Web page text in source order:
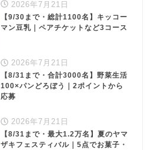
2026年7月21日
【9/30まで・総計1100名】キッコー
マン豆乳｜ペアチケットなど3コース
2026年7月21日
【8/31まで・合計3000名】野菜生活
100×パンどろぼう｜2ポイントから
応募
2026年7月21日
【8/31まで・最大1.2万名】夏のヤマ
ザキフェスティバル｜5点でお菓子・